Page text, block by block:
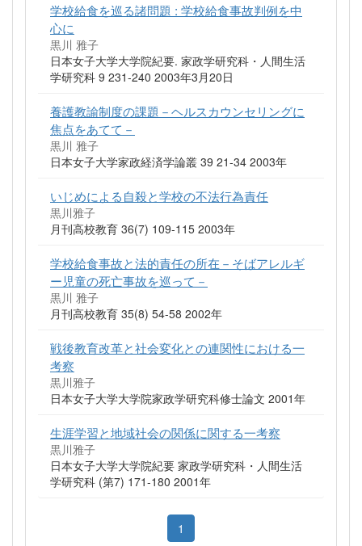
学校給食を巡る諸問題 : 学校給食事故判例を中
心に
黒川 雅子
日本女子大学大学院紀要. 家政学研究科・人間生活
学研究科 9 231-240 2003年3月20日
養護教諭制度の課題－ヘルスカウンセリングに
焦点をあてて－
黒川 雅子
日本女子大学家政経済学論叢 39 21-34 2003年
いじめによる自殺と学校の不法行為責任
黒川雅子
月刊高校教育 36(7) 109-115 2003年
学校給食事故と法的責任の所在－そばアレルギ
ー児童の死亡事故を巡って－
黒川 雅子
月刊高校教育 35(8) 54-58 2002年
戦後教育改革と社会変化との連関性における一
考察
黒川雅子
日本女子大学大学院家政学研究科修士論文 2001年
生涯学習と地域社会の関係に関する一考察
黒川雅子
日本女子大学大学院紀要 家政学研究科・人間生活
学研究科 (第7) 171-180 2001年
1